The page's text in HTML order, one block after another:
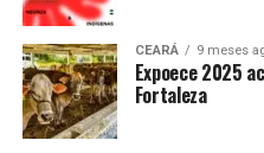
CEARÁ 9 meses
Expoece 2025
Fortaleza